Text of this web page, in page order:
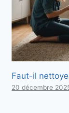
Faut-il
20 décembre